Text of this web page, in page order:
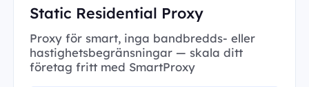
Static Residential Proxy
Proxy för smart, inga bandbredds- eller
hastighetsbegränsningar — skala ditt
företag fritt med SmartProxy